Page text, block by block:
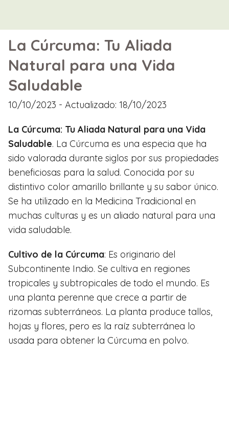
La Cúrcuma: Tu Aliada
Natural para una Vida
Saludable
10/10/2023 - Actualizado: 18/10/2023
La Cúrcuma: Tu Aliada Natural para una Vida
Saludable. La Cúrcuma es una especia que ha
sido valorada durante siglos por sus propiedades
beneficiosas para la salud. Conocida por su
distintivo color amarillo brillante y su sabor único.
Se ha utilizado en la Medicina Tradicional en
muchas culturas y es un aliado natural para una
vida saludable.
Cultivo de la Cúrcuma: Es originario del
Subcontinente Indio. Se cultiva en regiones
tropicales y subtropicales de todo el mundo. Es
una planta perenne que crece a partir de
rizomas subterráneos. La planta produce tallos,
hojas y flores, pero es la raíz subterránea lo
usada para obtener la Cúrcuma en polvo.